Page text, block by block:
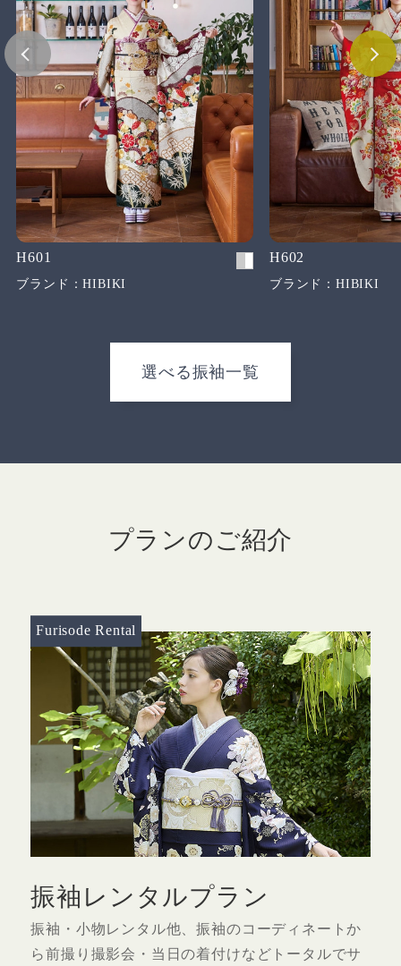
H601
ブランド：HIBIKI
H602
ブランド：HIBIKI
選べる振袖一覧
プランのご紹介
Furisode Rental
振袖レンタルプラン
振袖・小物レンタル他、振袖のコーディネートか
ら前撮り撮影会・当日の着付けなどトータルでサ